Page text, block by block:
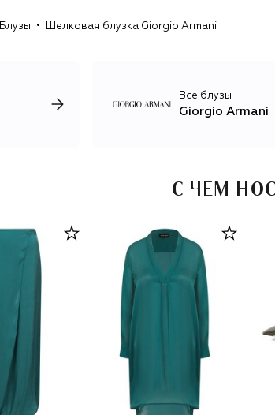
украшений, классические модели
Блузы Шелковая блузка Giorgio Armani
Все блузы
Giorgio Armani
С ЧЕМ